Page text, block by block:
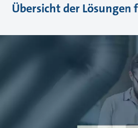
Übersicht der Lösungen